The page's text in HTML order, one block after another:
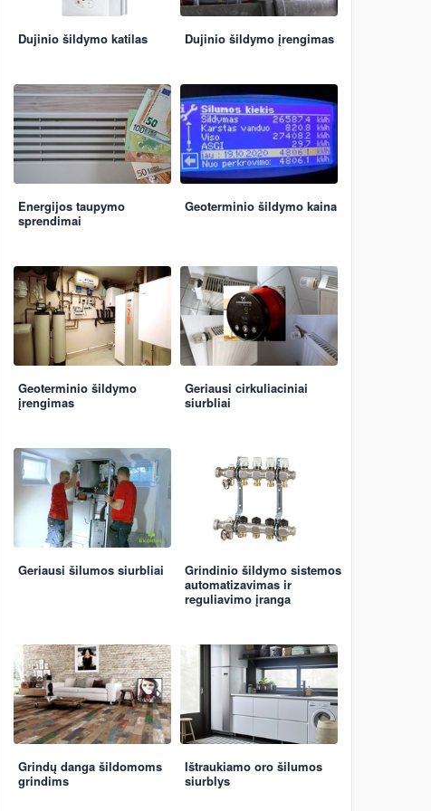
Dujinio šildymo katilas Dujinio šildymo įrengimas
Energijos taupymo
sprendimai
Geoterminio šildymo kaina
Geoterminio šildymo
įrengimas
Geriausi cirkuliaciniai
siurbliai
Geriausi šilumos siurbliai
Grindinio šildymo sistemos
automatizavimas ir
reguliavimo įranga
Grindų danga šildomoms
grindims
Ištraukiamo oro šilumos
siurblys